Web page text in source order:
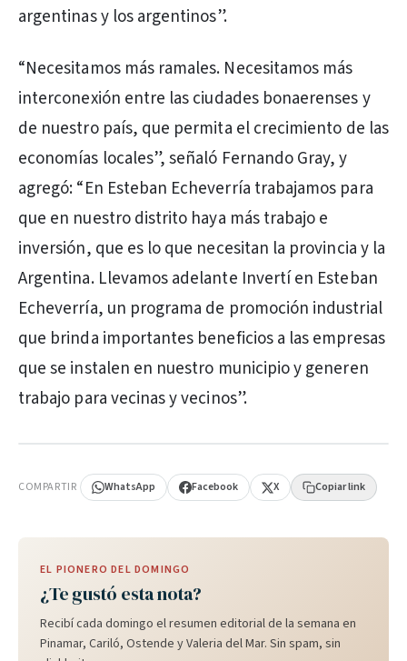
argentinas y los argentinos”.
“Necesitamos más ramales. Necesitamos más
interconexión entre las ciudades bonaerenses y
de nuestro país, que permita el crecimiento de las
economías locales”, señaló Fernando Gray, y
agregó: “En Esteban Echeverría trabajamos para
que en nuestro distrito haya más trabajo e
inversión, que es lo que necesitan la provincia y la
Argentina. Llevamos adelante Invertí en Esteban
Echeverría, un programa de promoción industrial
que brinda importantes beneficios a las empresas
que se instalen en nuestro municipio y generen
trabajo para vecinas y vecinos”.
COMPARTIR WhatsApp Facebook X Copiar link
EL PIONERO DEL DOMINGO
¿Te gustó esta nota?
Recibí cada domingo el resumen editorial de la semana en
Pinamar, Cariló, Ostende y Valeria del Mar. Sin spam, sin